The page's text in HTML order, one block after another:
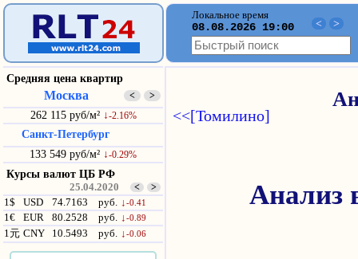
Локальное время
08.08.2026 19:00 < >
Средняя цена квартир
Москва < >
262 115 руб/м² ↓-2.16%
Санкт-Петербург
133 549 руб/м² ↓-0.29%
Курсы валют ЦБ РФ
25.04.2020 < >
1$ USD 74.7163 руб. ↓-0.41
1€ EUR 80.2528 руб. ↓-0.89
1元 CNY 10.5493 руб. ↓-0.06
<<[Томилино]
Анализ